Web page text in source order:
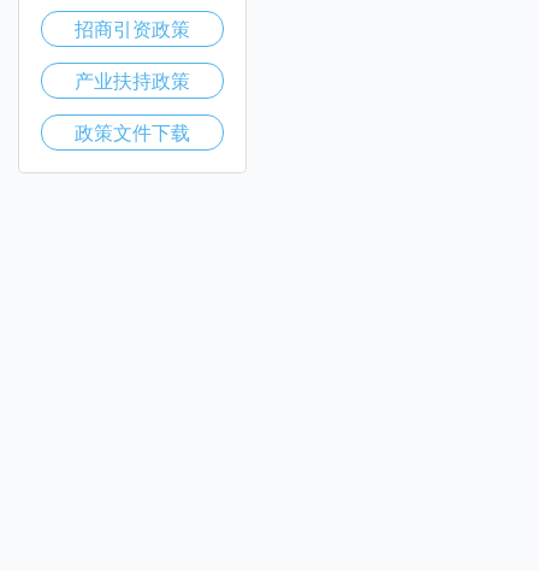
招商引资政策
产业扶持政策
政策文件下载